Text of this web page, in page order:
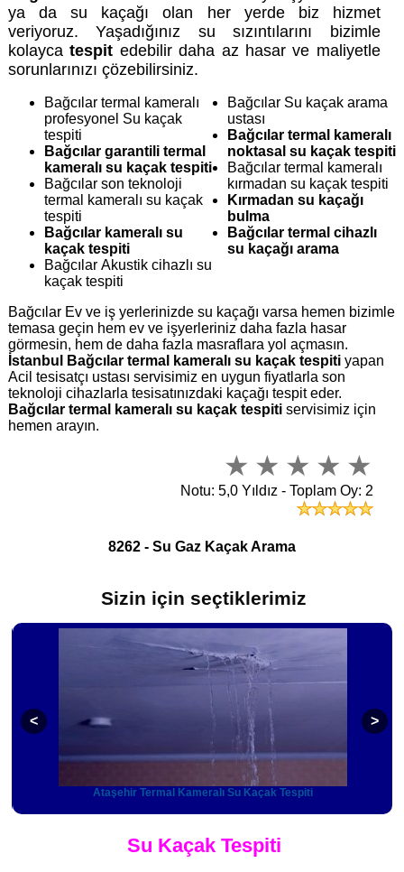
ya da su kaçağı olan her yerde biz hizmet
veriyoruz. Yaşadığınız su sızıntılarını bizimle
kolaycatespit edebilir daha az hasar ve maliyetle
sorunlarınızı çözebilirsiniz.
Bağcılar termal kameralı
profesyonel Su kaçak
tespiti
Bağcılar garantili termal
kameralı su kaçak tespiti
Bağcılar son teknoloji
termal kameralı su kaçak
tespiti
Bağcılar kameralı su
kaçak tespiti
Bağcılar Akustik cihazlı su
kaçak tespiti
Bağcılar Su kaçak arama
ustası
Bağcılar termal kameralı
noktasal su kaçak tespiti
Bağcılar termal kameralı
kırmadan su kaçak tespiti
Kırmadan su kaçağı
bulma
Bağcılar termal cihazlı
su kaçağı arama
Bağcılar Ev ve iş yerlerinizde su kaçağı varsa hemen bizimle
temasa geçin hem ev ve işyerleriniz daha fazla hasar
görmesin, hem de daha fazla masraflara yol açmasın.
İstanbul Bağcılar termal kameralı su kaçak tespitiyapan
Acil tesisatçı ustası servisimiz en uygun fiyatlarla son
teknoloji cihazlarla tesisatınızdaki kaçağı tespit eder.
Bağcılar termal kameralı su kaçak tespitiservisimiz için
hemen arayın.
Notu: 5,0 Yıldız - Toplam Oy: 2
8262 - Su Gaz Kaçak Arama
Sizin için seçtiklerimiz
Ataşehir Termal Kameralı Su Kaçak Tespiti
Su Kaçak Tespiti